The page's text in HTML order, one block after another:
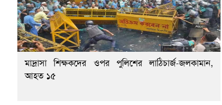
মাদ্রাসা শিক্ষকদের ওপর পুলিশের লাঠিচার্জ-জলকামান,
আহত ১৫